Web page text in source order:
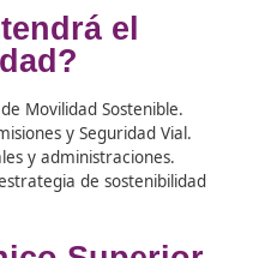
creación reglamentaria
más de 200 trabajadores
cadacinco años
y2 añospara
o 100 por turno, y